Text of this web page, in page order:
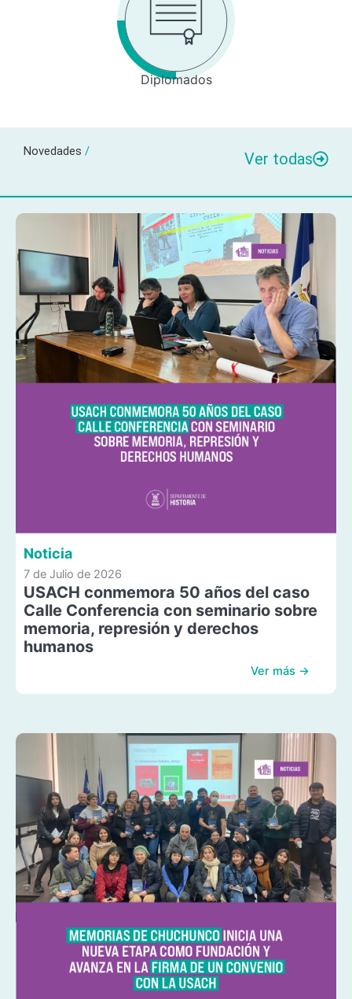
Diplomados
Novedades / Ver todas
Noticia
7 de Julio de 2026
USACH conmemora 50 años del caso
Calle Conferencia con seminario sobre
memoria, represión y derechos
humanos
Ver más →